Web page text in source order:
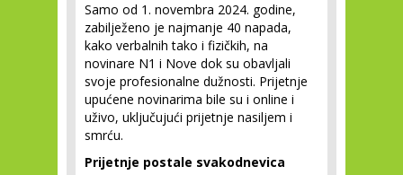
Samo od 1. novembra 2024. godine,
zabilježeno je najmanje 40 napada,
kako verbalnih tako i fizičkih, na
novinare N1 i Nove dok su obavljali
svoje profesionalne dužnosti. Prijetnje
upućene novinarima bile su i online i
uživo, uključujući prijetnje nasiljem i
smrću.
Prijetnje postale svakodnevica